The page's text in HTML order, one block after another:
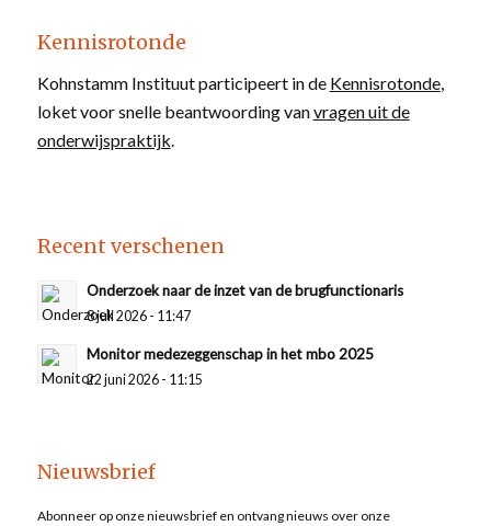
Kennisrotonde
Kohnstamm Instituut participeert in de Kennisrotonde,
loket voor snelle beantwoording vanvragen uit de
onderwijspraktijk.
Recent verschenen
Onderzoek naar de inzet van de brugfunctionaris
8 juli 2026 - 11:47
Monitor medezeggenschap in het mbo 2025
22 juni 2026 - 11:15
Nieuwsbrief
Abonneer op onze nieuwsbrief en ontvang nieuws over onze